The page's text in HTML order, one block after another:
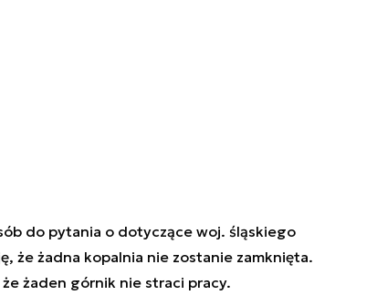
do pytania o dotyczące woj. śląskiego
że żadna kopalnia nie zostanie zamknięta.
żaden górnik nie straci pracy.